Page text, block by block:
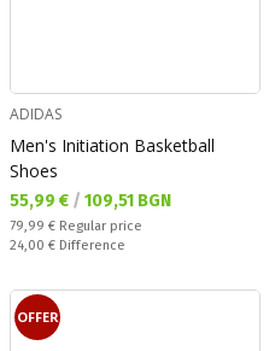
ADIDAS
Men's Initiation Basketball
Shoes
Текуща цена:
55,99 € / 109,51 BGN
Regular price:
79,99 € Regular price
Спестявате:
24,00 € Difference
OFFER